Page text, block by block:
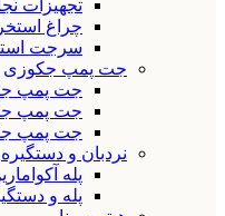
تجهیزات
چراغ
سرجت
جت پمپ جکوزی
جت پمپ
جت پمپ
جت پمپ
نردبان و دستگیره
پله
پله و